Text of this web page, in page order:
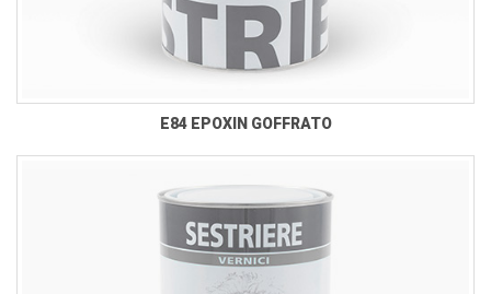
E84 EPOXIN GOFFRATO